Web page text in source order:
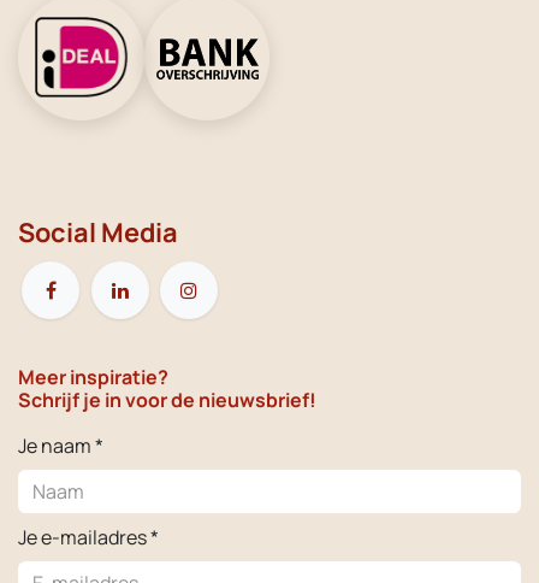
Social Media
Meer inspiratie?
Schrijf je in voor de nieuwsbrief!
Je naam *
Je e-mailadres *